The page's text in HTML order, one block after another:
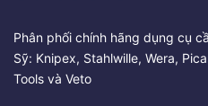
Phân phối chính hãng dụng cụ
Sỹ: Knipex, Stahlwille, Wera,
Tools và Veto